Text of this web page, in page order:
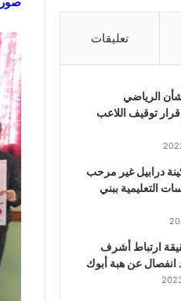
تعليقات
الرياضي
توقيف اللاعب
درابيل غير مرحب
التعليمية ببني
ارتباط أشرف
عن هبة أبوك